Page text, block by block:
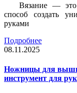
Вязание — это
способ создать
руками
Подробнее
08.11.2025
Ножницы для
инструмент для